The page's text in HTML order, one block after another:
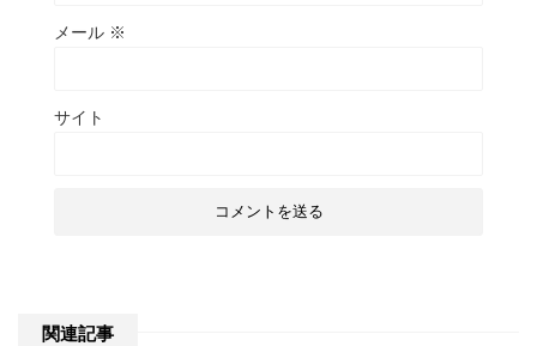
メール ※
サイト
関連記事